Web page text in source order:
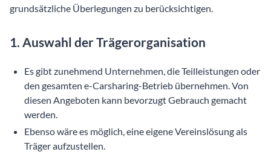
grundsätzliche Überlegungen zu berücksichtigen.
1. Auswahl der Trägerorganisation
Es gibt zunehmend Unternehmen, die Teilleistungen oder
den gesamten e-Carsharing-Betrieb übernehmen. Von
diesen Angeboten kann bevorzugt Gebrauch gemacht
werden.
Ebenso wäre es möglich, eine eigene Vereinslösung als
Träger aufzustellen.